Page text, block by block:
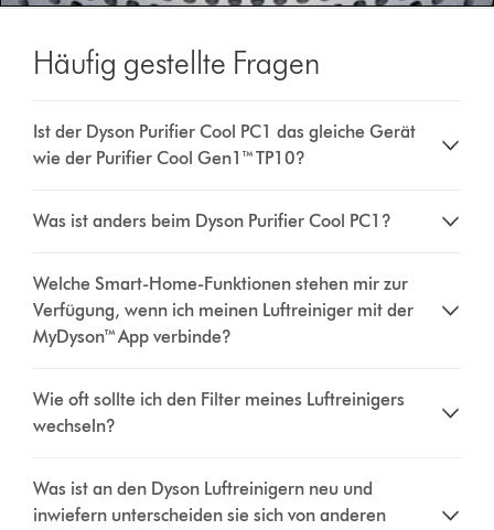
Häufig gestellte Fragen
Ist der Dyson Purifier Cool PC1 das gleiche Gerät
wie der Purifier Cool Gen1™ TP10?
Was ist anders beim Dyson Purifier Cool PC1?
Welche Smart-Home-Funktionen stehen mir zur
Verfügung, wenn ich meinen Luftreiniger mit der
MyDyson™ App verbinde?
Wie oft sollte ich den Filter meines Luftreinigers
wechseln?
Was ist an den Dyson Luftreinigern neu und
inwiefern unterscheiden sie sich von anderen